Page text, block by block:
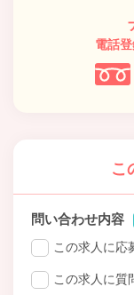
電話
こ
問い合わせ内容
この求人に応
この求人に質